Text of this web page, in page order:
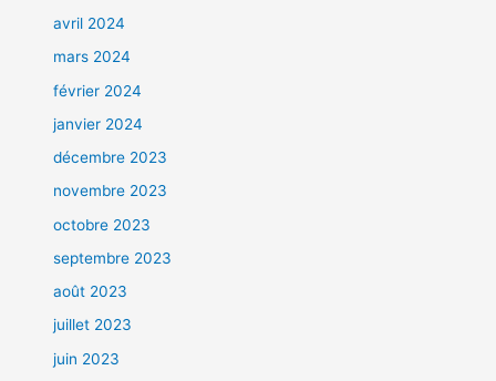
avril 2024
mars 2024
février 2024
janvier 2024
décembre 2023
novembre 2023
octobre 2023
septembre 2023
août 2023
juillet 2023
juin 2023